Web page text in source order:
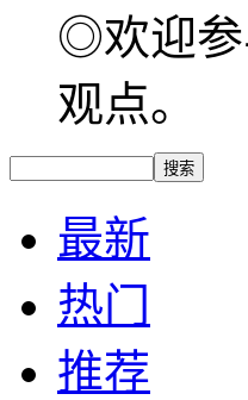
◎欢迎参
观点。
最新
热门
推荐